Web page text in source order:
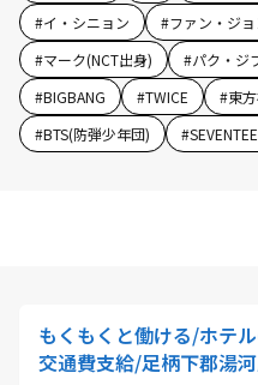
#イ・シニョン #ファン・ジ
#マーク(NCT出身) #パク・ジ
#BIGBANG #TWICE #東
#BTS(防弾少年団) #
もくもくと働ける/ホテ
交通費支給/足柄下郡湯